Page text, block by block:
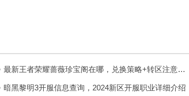
最新王者荣耀蔷薇珍宝阁在哪，兑换策略+转区注意事项
暗黑黎明3开服信息查询，2024新区开服职业详细介绍